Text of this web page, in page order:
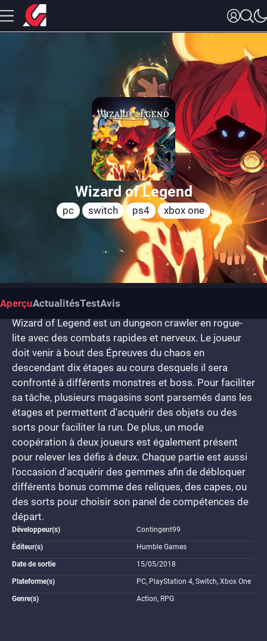
Wizard of Legend
pc switch ps4 xbox one
AperçuActualitésTestAvis
Wizard of Legend est un dungeon crawler en rogue-
lite avec des combats rapides et nerveux. Le joueur
doit venir à bout des Épreuves du chaos en
descendant dix étages au cours desquels il sera
confronté à différents monstres et boss. Pour faciliter
sa tâche, plusieurs magasins sont parsemés dans les
étages et permettent d'acquérir des objets ou des
sorts pour faciliter la run. De plus, un mode
coopération à deux joueurs est également présent
pour relever les défis à deux. Chaque partie est aussi
l'occasion d'acquérir des gemmes afin de débloquer
différents bonus comme des reliques, des capes, ou
des sorts pour choisir son panel de compétences de
départ.
Développeur(s) Contingent99
Éditeur(s) Humble Games
Date de sortie 15/05/2018
Plateforme(s) PC, PlayStation 4, Switch, Xbox One
Genre(s) Action, RPG